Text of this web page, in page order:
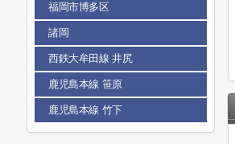
福岡市博多区
諸岡
西鉄大牟田線 井尻
鹿児島本線 笹原
鹿児島本線 竹下